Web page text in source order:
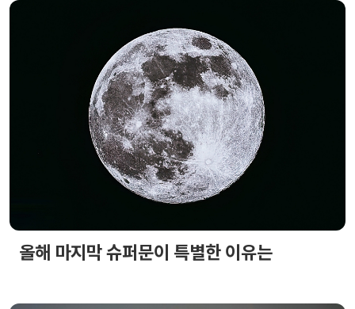
올해 마지막 슈퍼문이 특별한 이유는